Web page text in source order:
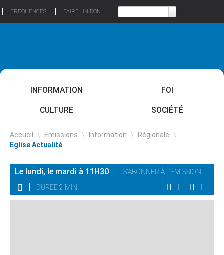
FRÉQUENCES FAIRE UN DON
INFORMATION FOI
CULTURE SOCIÉTÉ
Accueil \ Emissions \ Information \ Régionale \
Eglise Actualité
Le lundi, le mardi à 11H30
S'ABONNER À L'ÉMISSION
DURÉE 2 MIN